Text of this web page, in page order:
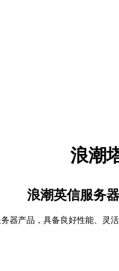
浪潮
浪潮英信服务
器产品，具备良好性能、灵活